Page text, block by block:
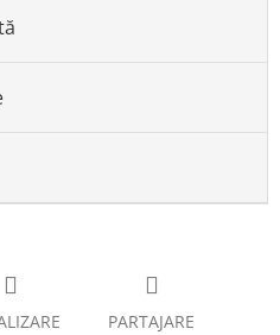
PARTAJARE